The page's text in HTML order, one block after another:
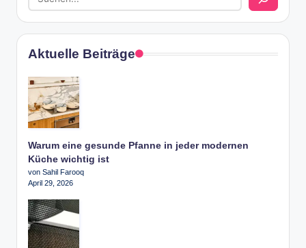
Aktuelle Beiträge
Warum eine gesunde Pfanne in jeder modernen
Küche wichtig ist
von Sahil Farooq
April 29, 2026